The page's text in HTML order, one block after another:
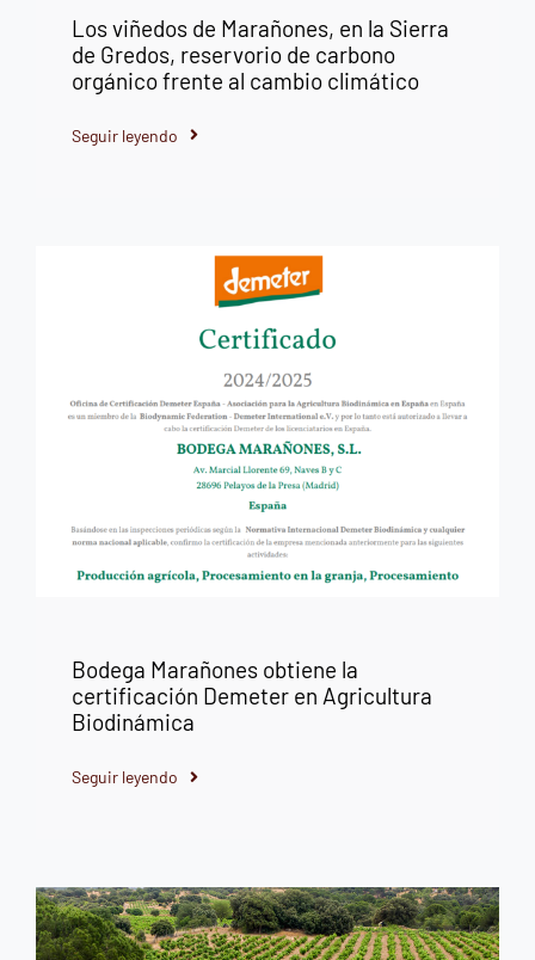
Los viñedos de Marañones, en la Sierra
de Gredos, reservorio de carbono
orgánico frente al cambio climático
Seguir leyendo
Bodega Marañones obtiene la
certificación Demeter en Agricultura
Biodinámica
Seguir leyendo